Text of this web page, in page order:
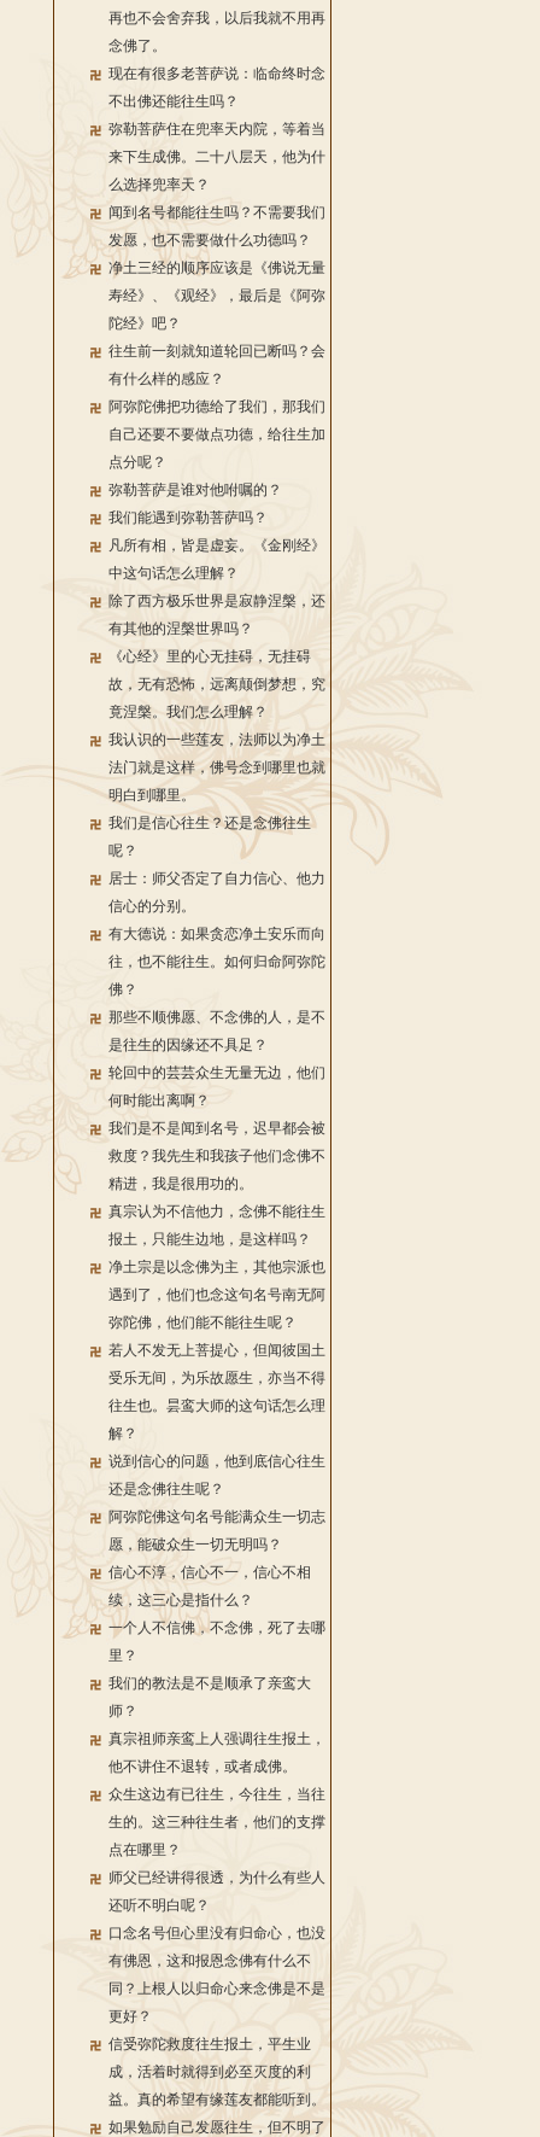
再也不会舍弃我，以后我就不用再
念佛了。
现在有很多老菩萨说：临命终时念
不出佛还能往生吗？
弥勒菩萨住在兜率天内院，等着当
来下生成佛。二十八层天，他为什
么选择兜率天？
闻到名号都能往生吗？不需要我们
发愿，也不需要做什么功德吗？
净土三经的顺序应该是《佛说无量
寿经》、《观经》，最后是《阿弥
陀经》吧？
往生前一刻就知道轮回已断吗？会
有什么样的感应？
阿弥陀佛把功德给了我们，那我们
自己还要不要做点功德，给往生加
点分呢？
弥勒菩萨是谁对他咐嘱的？
我们能遇到弥勒菩萨吗？
凡所有相，皆是虚妄。《金刚经》
中这句话怎么理解？
除了西方极乐世界是寂静涅槃，还
有其他的涅槃世界吗？
《心经》里的心无挂碍，无挂碍
故，无有恐怖，远离颠倒梦想，究
竟涅槃。我们怎么理解？
我认识的一些莲友，法师以为净土
法门就是这样，佛号念到哪里也就
明白到哪里。
我们是信心往生？还是念佛往生
呢？
居士：师父否定了自力信心、他力
信心的分别。
有大德说：如果贪恋净土安乐而向
往，也不能往生。如何归命阿弥陀
佛？
那些不顺佛愿、不念佛的人，是不
是往生的因缘还不具足？
轮回中的芸芸众生无量无边，他们
何时能出离啊？
我们是不是闻到名号，迟早都会被
救度？我先生和我孩子他们念佛不
精进，我是很用功的。
真宗认为不信他力，念佛不能往生
报土，只能生边地，是这样吗？
净土宗是以念佛为主，其他宗派也
遇到了，他们也念这句名号南无阿
弥陀佛，他们能不能往生呢？
若人不发无上菩提心，但闻彼国土
受乐无间，为乐故愿生，亦当不得
往生也。昙鸾大师的这句话怎么理
解？
说到信心的问题，他到底信心往生
还是念佛往生呢？
阿弥陀佛这句名号能满众生一切志
愿，能破众生一切无明吗？
信心不淳，信心不一，信心不相
续，这三心是指什么？
一个人不信佛，不念佛，死了去哪
里？
我们的教法是不是顺承了亲鸾大
师？
真宗祖师亲鸾上人强调往生报土，
他不讲住不退转，或者成佛。
众生这边有已往生，今往生，当往
生的。这三种往生者，他们的支撑
点在哪里？
师父已经讲得很透，为什么有些人
还听不明白呢？
口念名号但心里没有归命心，也没
有佛恩，这和报恩念佛有什么不
同？上根人以归命心来念佛是不是
更好？
信受弥陀救度往生报土，平生业
成，活着时就得到必至灭度的利
益。真的希望有缘莲友都能听到。
如果勉励自己发愿往生，但不明了